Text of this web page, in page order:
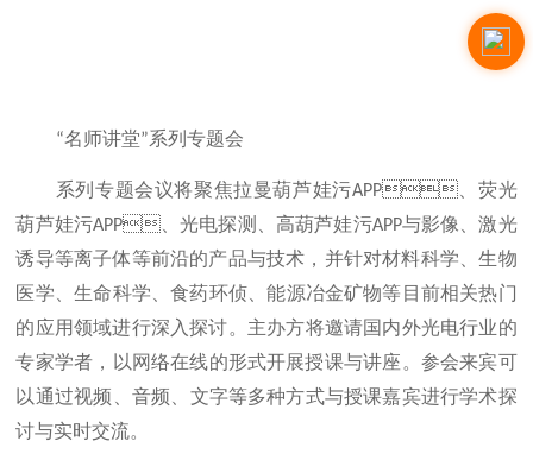
“名师讲堂”系列专题会
系列专题会议将聚焦拉曼葫芦娃污APP、荧光
葫芦娃污APP、光电探测、高葫芦娃污APP与影像、激光
诱导等离子体等前沿的产品与技术，并针对材料科学、生物
医学、生命科学、食药环侦、能源冶金矿物等目前相关热门
的应用领域进行深入探讨。主办方将邀请国内外光电行业的
专家学者，以网络在线的形式开展授课与讲座。参会来宾可
以通过视频、音频、文字等多种方式与授课嘉宾进行学术探
讨与实时交流。